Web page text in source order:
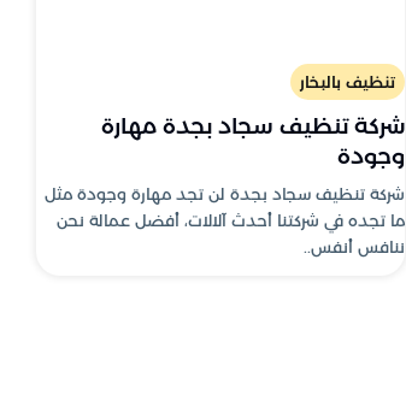
تنظيف بالبخار
شركة تنظيف سجاد بجدة مهارة
وجودة
شركة تنظيف سجاد بجدة لن تجد مهارة وجودة مثل
ما تجده في شركتنا أحدث آلالات، أفضل عمالة نحن
ننافس أنفس..